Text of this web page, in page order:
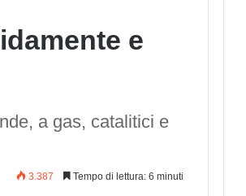
e
a gas, catalitici e
3.387 Tempo di lettura: 6 minuti